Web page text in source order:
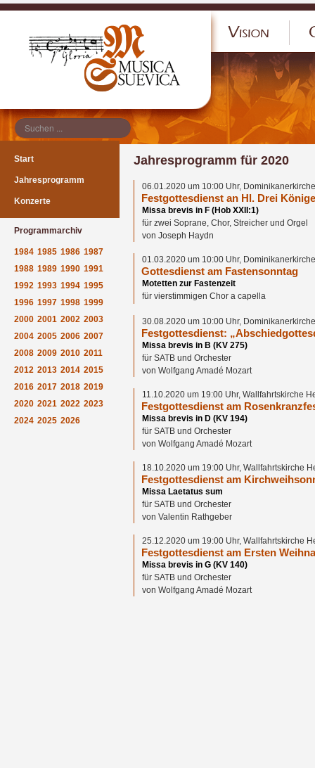
Start
Jahresprogramm
Konzerte
Programmarchiv
1984 1985 1986 1987
1988 1989 1990 1991
1992 1993 1994 1995
1996 1997 1998 1999
2000 2001 2002 2003
2004 2005 2006 2007
2008 2009 2010 2011
2012 2013 2014 2015
2016 2017 2018 2019
2020 2021 2022 2023
2024 2025 2026
Jahresprogramm für 2020
06.01.2020 um 10:00 Uhr,
Festgottesdienst an Hl. Drei Könige
Missa brevis in F (Hob XXII:1)
für zwei Soprane, Chor, Streicher und Orgel
von Joseph Haydn
01.03.2020 um 10:00 Uhr,
Gottesdienst am Fastensonntag
Motetten zur Fastenzeit
für vierstimmigen Chor a capella
30.08.2020 um 10:00 Uhr,
Festgottesdienst:
Missa brevis in B (KV 275)
für SATB und Orchester
von Wolfgang Amadé Mozart
11.10.2020 um 19:00 Uhr, Wallfahrtskirche
Festgottesdienst am
Missa brevis in D (KV 194)
für SATB und Orchester
von Wolfgang Amadé Mozart
18.10.2020 um 19:00 Uhr, Wallfahrtskirche
Festgottesdienst am
Missa Laetatus sum
für SATB und Orchester
von Valentin Rathgeber
25.12.2020 um 19:00 Uhr, Wallfahrtskirche
Festgottesdienst am Ersten
Missa brevis in G (KV 140)
für SATB und Orchester
von Wolfgang Amadé Mozart